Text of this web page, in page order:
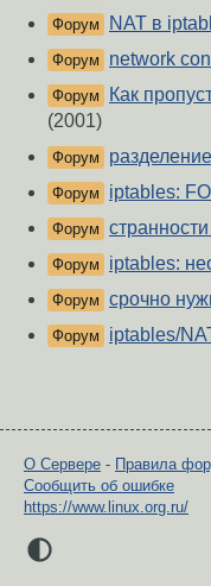
Форум NAT в
Форум network
Форум
Как
(2001)
Форум
Форум iptables:
Форум
Форум iptables:
Форум срочно
Форум iptables/
О Сервере - Правила
Сообщить об ошибке
https://www.linux.org.ru/